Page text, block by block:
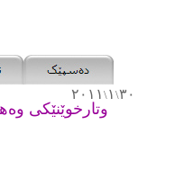
٣٠\ ١\ ٢٠١١
وتارخوێنێکی